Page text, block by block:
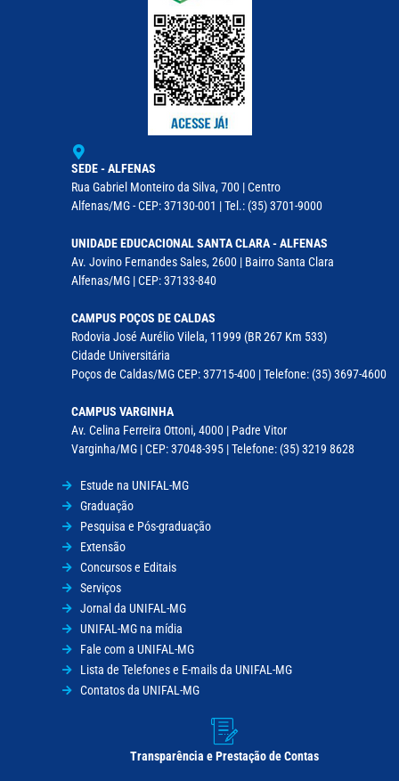
SEDE - ALFENAS
Rua Gabriel Monteiro da Silva, 700 | Centro
Alfenas/MG - CEP: 37130-001 | Tel.: (35) 3701-9000
UNIDADE EDUCACIONAL SANTA CLARA - ALFENAS
Av. Jovino Fernandes Sales, 2600 | Bairro Santa Clara
Alfenas/MG | CEP: 37133-840
CAMPUS POÇOS DE CALDAS
Rodovia José Aurélio Vilela, 11999 (BR 267 Km 533)
Cidade Universitária
Poços de Caldas/MG CEP: 37715-400 | Telefone: (35) 3697-4600
CAMPUS VARGINHA
Av. Celina Ferreira Ottoni, 4000 | Padre Vitor
Varginha/MG | CEP: 37048-395 | Telefone: (35) 3219 8628
Estude na UNIFAL-MG
Graduação
Pesquisa e Pós-graduação
Extensão
Concursos e Editais
Serviços
Jornal da UNIFAL-MG
UNIFAL-MG na mídia
Fale com a UNIFAL-MG
Lista de Telefones e E-mails da UNIFAL-MG
Contatos da UNIFAL-MG
Transparência e Prestação de Contas